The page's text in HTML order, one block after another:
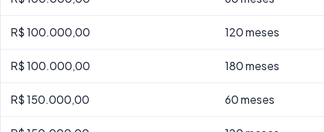
R$ 100.000,00 120 meses
R$ 100.000,00 180 meses
R$ 150.000,00 60 meses